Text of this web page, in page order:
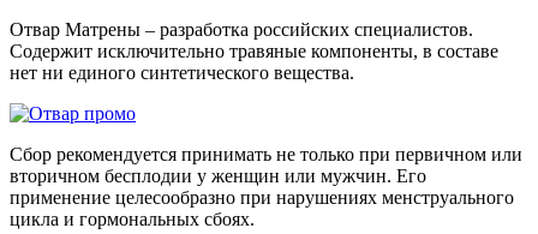
Отвар Матрены – разработка российских специалистов.
Содержит исключительно травяные компоненты, в составе
нет ни единого синтетического вещества.
Сбор рекомендуется принимать не только при первичном или
вторичном бесплодии у женщин или мужчин. Его
применение целесообразно при нарушениях менструального
цикла и гормональных сбоях.